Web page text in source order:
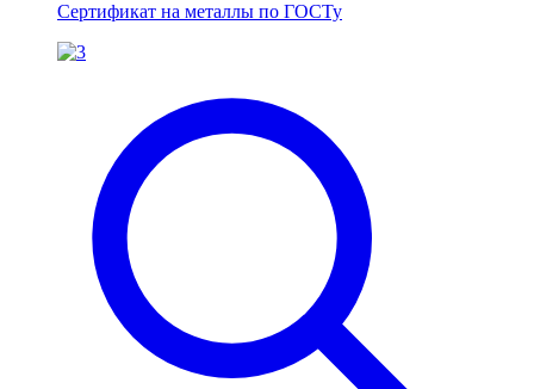
Сертификат на металлы по ГОСТу